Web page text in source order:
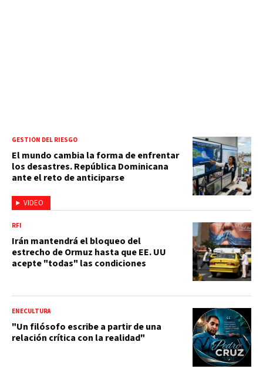
VIDEO
GESTIÓN DEL RIESGO
El mundo cambia la forma de enfrentar
los desastres. República Dominicana
ante el reto de anticiparse
RFI
Irán mantendrá el bloqueo del
estrecho de Ormuz hasta que EE. UU
acepte "todas" las condiciones
ENECULTURA
"Un filósofo escribe a partir de una
relación crítica con la realidad"